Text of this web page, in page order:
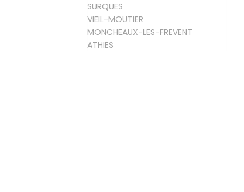
SURQUES
VIEIL-MOUTIER
MONCHEAUX-LES-FREVENT
ATHIES